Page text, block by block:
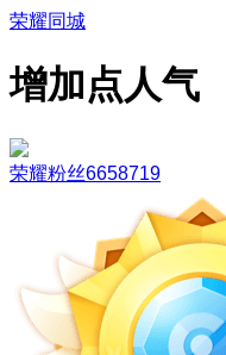
荣耀同城
增加点人气
荣耀粉丝6658719